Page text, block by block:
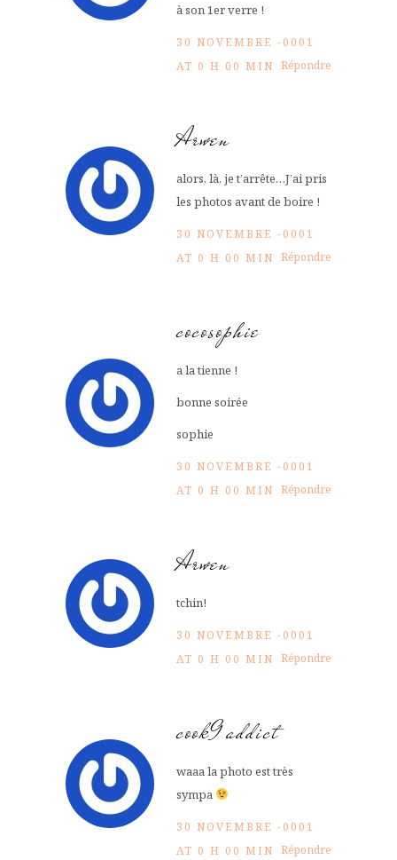
à son 1er verre !
30 NOVEMBRE -0001
AT 0 H 00 MIN Répondre
Arwen
alors, là, je t’arrête…J’ai pris
les photos avant de boire !
30 NOVEMBRE -0001
AT 0 H 00 MIN Répondre
cocosophie
a la tienne !
bonne soirée
sophie
30 NOVEMBRE -0001
AT 0 H 00 MIN Répondre
Arwen
tchin!
30 NOVEMBRE -0001
AT 0 H 00 MIN Répondre
cook9addict
waaa la photo est très
sympa
30 NOVEMBRE -0001
AT 0 H 00 MIN Répondre